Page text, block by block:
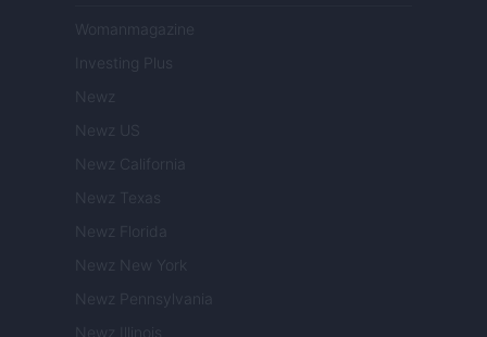
Womanmagazine
Investing Plus
Newz
Newz US
Newz California
Newz Texas
Newz Florida
Newz New York
Newz Pennsylvania
Newz Illinois